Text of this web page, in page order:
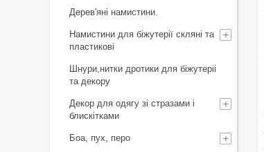
Дерев'яні намистини.
Намистини для біжутерії скляні та
пластикові
Шнури,нитки дротики для біжутеріі
та декору
Декор для одягу зі стразами і
блискітками
Боа, пух, перо